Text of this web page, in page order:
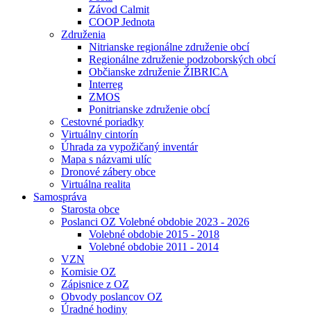
Závod Calmit
COOP Jednota
Združenia
Nitrianske regionálne združenie obcí
Regionálne združenie podzoborských obcí
Občianske združenie ŽIBRICA
Interreg
ZMOS
Ponitrianske združenie obcí
Cestovné poriadky
Virtuálny cintorín
Úhrada za vypožičaný inventár
Mapa s názvami ulíc
Dronové zábery obce
Virtuálna realita
Samospráva
Starosta obce
Poslanci OZ Volebné obdobie 2023 - 2026
Volebné obdobie 2015 - 2018
Volebné obdobie 2011 - 2014
VZN
Komisie OZ
Zápisnice z OZ
Obvody poslancov OZ
Úradné hodiny